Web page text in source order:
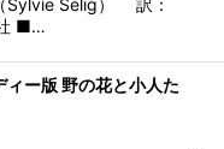
■…
ィー版 野の花と小人た